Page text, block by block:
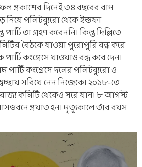
প্রকাশের দিনেই ৩৪ বছরের বাম
নিয়ে পলিটব্যুরো থেকে ইস্তফা
তা গ্রহণ করেননি। কিন্তু দিল্লিতে
বৈঠকে যাওয়া পুরোপুরি বন্ধ করে
কংগ্রেসে যাওয়াও বন্ধ করে দেন।
কংগ্রেসে দলের পলিটব্যুরো ও
সরিয়ে নেন নিজেকে। ২০১৮-তে
কমিটি থেকেও সরে যান। ৮ আগস্ট
প্রয়াত হন। মৃত্যুকালে তাঁর বয়স